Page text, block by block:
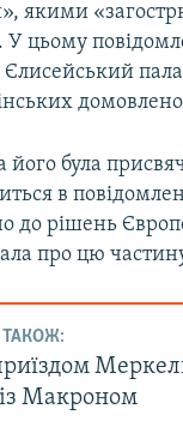
якими
цьому
була
в
до рішень
про цю
ТАКОЖ:
Макроном